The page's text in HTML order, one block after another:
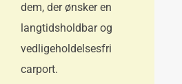
dem, der ønsker en
langtidsholdbar og
vedligeholdelsesfri
carport.